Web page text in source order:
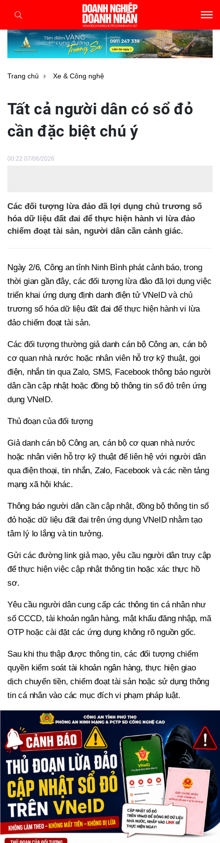
Trang chủ Xe & Công nghệ
Tất cả người dân có sổ đỏ
cần đặc biệt chú ý
00:22 07/06/2026
Các đối tượng lừa đảo đã lợi dụng chủ trương số
hóa dữ liệu đất đai để thực hiện hành vi lừa đảo
chiếm đoạt tài sản, người dân cần cảnh giác.
Ngày 2/6, Công an tỉnh Ninh Bình phát cảnh báo, trong
thời gian gần đây, các đối tượng lừa đảo đã lợi dụng việc
triển khai ứng dụng định danh điện tử VNeID và chủ
trương số hóa dữ liệu đất đai để thực hiện hành vi lừa
đảo chiếm đoạt tài sản.
Các đối tượng thường giả danh cán bộ Công an, cán bộ
cơ quan nhà nước hoặc nhân viên hỗ trợ kỹ thuật, gọi
điện, nhắn tin qua Zalo, SMS, Facebook thông báo người
dân cần cập nhật hoặc đồng bộ thông tin sổ đỏ trên ứng
dụng VNeID.
Thủ đoạn của đối tượng
Giả danh cán bộ Công an, cán bộ cơ quan nhà nước
hoặc nhân viên hỗ trợ kỹ thuật để liên hệ với người dân
qua điện thoại, tin nhắn, Zalo, Facebook và các nền tảng
mạng xã hội khác.
Thông báo người dân cần cập nhật, đồng bộ thông tin sổ
đỏ hoặc dữ liệu đất đai trên ứng dụng VNeID nhằm tạo
tâm lý lo lắng và tin tưởng.
Gửi các đường link giả mạo, yêu cầu người dân truy cập
để thực hiện việc cập nhật thông tin hoặc xác thực hồ
sơ.
Yêu cầu người dân cung cấp các thông tin cá nhân như
số CCCD, tài khoản ngân hàng, mật khẩu đăng nhập, mã
OTP hoặc cài đặt các ứng dụng không rõ nguồn gốc.
Sau khi thu thập được thông tin, các đối tượng chiếm
quyền kiểm soát tài khoản ngân hàng, thực hiện giao
dịch chuyển tiền, chiếm đoạt tài sản hoặc sử dụng thông
tin cá nhân vào các mục đích vi phạm pháp luật.